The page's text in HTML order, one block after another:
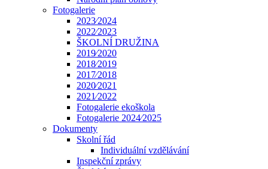
Fotogalerie
2023⁄2024
2022⁄2023
ŠKOLNÍ DRUŽINA
2019⁄2020
2018⁄2019
2017⁄2018
2020⁄2021
2021⁄2022
Fotogalerie ekoškola
Fotogalerie 2024⁄2025
Dokumenty
Skolní řád
Individuální vzdělávání
Inspekční zprávy